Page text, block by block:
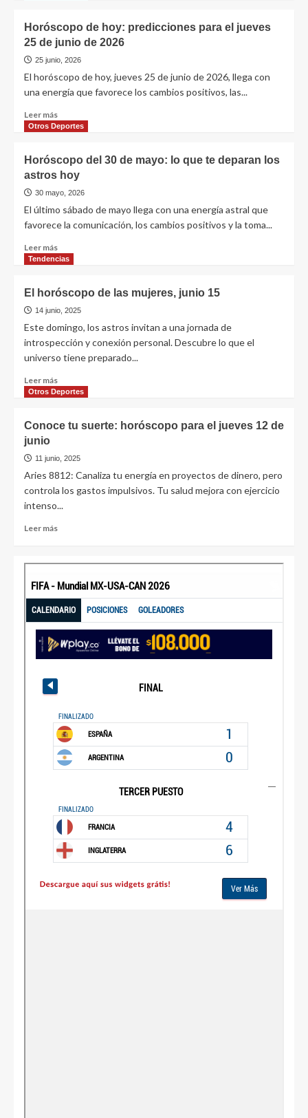
Horóscopo de hoy: predicciones para el jueves
25 de junio de 2026
25 junio, 2026
El horóscopo de hoy, jueves 25 de junio de 2026, llega con
una energía que favorece los cambios positivos, las...
Leer más
Otros Deportes
Horóscopo del 30 de mayo: lo que te deparan los
astros hoy
30 mayo, 2026
El último sábado de mayo llega con una energía astral que
favorece la comunicación, los cambios positivos y la toma...
Leer más
Tendencias
El horóscopo de las mujeres, junio 15
14 junio, 2025
Este domingo, los astros invitan a una jornada de
introspección y conexión personal. Descubre lo que el
universo tiene preparado...
Leer más
Otros Deportes
Conoce tu suerte: horóscopo para el jueves 12 de
junio
11 junio, 2025
Aries 8812: Canaliza tu energía en proyectos de dinero, pero
controla los gastos impulsivos. Tu salud mejora con ejercicio
intenso...
Leer más